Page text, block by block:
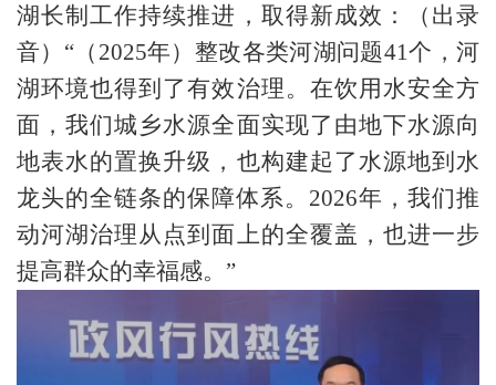
湖长制工作持续推进，取得新成效：（出录
音）“（2025年）整改各类河湖问题41个，河
湖环境也得到了有效治理。在饮用水安全方
面，我们城乡水源全面实现了由地下水源向
地表水的置换升级，也构建起了水源地到水
龙头的全链条的保障体系。2026年，我们推
动河湖治理从点到面上的全覆盖，也进一步
提高群众的幸福感。”